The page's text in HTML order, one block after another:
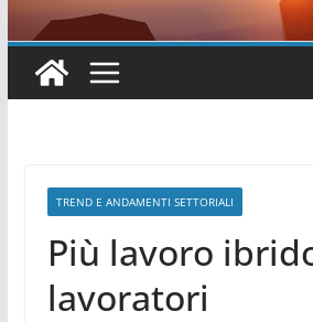
TREND E ANDAMENTI SETTORIALI
Più lavoro
lavoratori